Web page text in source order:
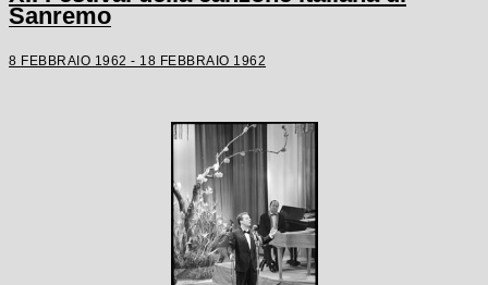
Sanremo
8 FEBBRAIO 1962 - 18 FEBBRAIO 1962